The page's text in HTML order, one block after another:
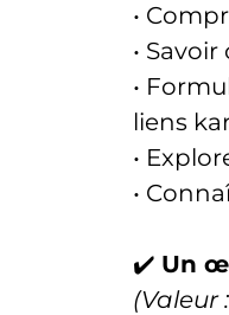
•
•
•
liens
•
•
✔️ Un
(Valeur